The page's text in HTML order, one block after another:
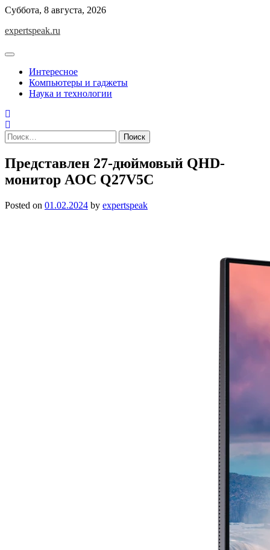
Skip
content
Суббота, 8 августа, 2026
expertspeak.ru
Интересное
Компьютеры и гаджеты
Наука и технологии
Найти:
Представлен 27-дюймовый QHD-
монитор AOC Q27V5C
Posted on 01.02.2024 by expertspeak